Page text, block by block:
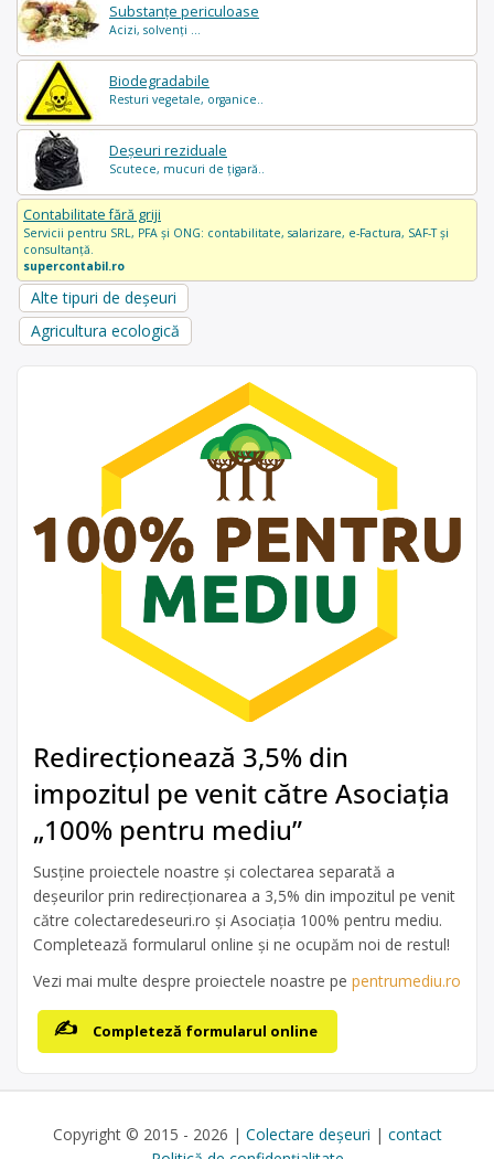
Substanțe periculoase
Acizi, solvenți ...
Biodegradabile
Resturi vegetale, organice..
Deșeuri reziduale
Scutece, mucuri de țigară..
Contabilitate fără griji
Servicii pentru SRL, PFA și ONG: contabilitate, salarizare, e-Factura, SAF-T și
consultanță.
supercontabil.ro
Alte tipuri de deșeuri
Agricultura ecologică
Redirecționează 3,5% din
impozitul pe venit către Asociația
„100% pentru mediu”
Susține proiectele noastre și colectarea separată a
deșeurilor prin redirecționarea a 3,5% din impozitul pe venit
către colectaredeseuri.ro și Asociația 100% pentru mediu.
Completează formularul online și ne ocupăm noi de restul!
Vezi mai multe despre proiectele noastre pe pentrumediu.ro
Completeză formularul online
Copyright © 2015 - 2026 | Colectare deșeuri | contact